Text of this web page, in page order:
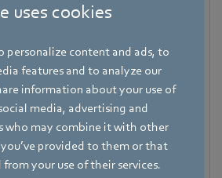
uses cookies
personalize content and ads, to
features and to analyze our
information about your use of
media, advertising and
who may combine it with other
provided to them or that
your use of their services.